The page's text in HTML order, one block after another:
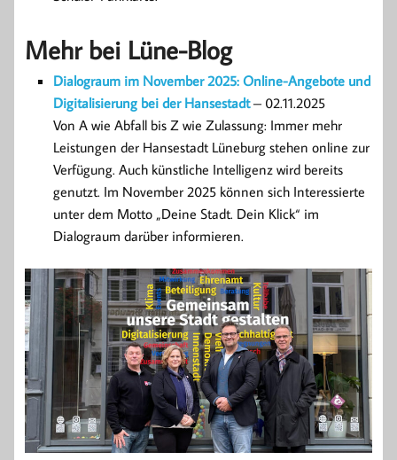
Mehr bei Lüne-Blog
Dialograum im November 2025: Online-Angebote und
Digitalisierung bei der Hansestadt– 02.11.2025
Von A wie Abfall bis Z wie Zulassung: Immer mehr
Leistungen der Hansestadt Lüneburg stehen online zur
Verfügung. Auch künstliche Intelligenz wird bereits
genutzt. Im November 2025 können sich Interessierte
unter dem Motto „Deine Stadt. Dein Klick“ im
Dialograum darüber informieren.